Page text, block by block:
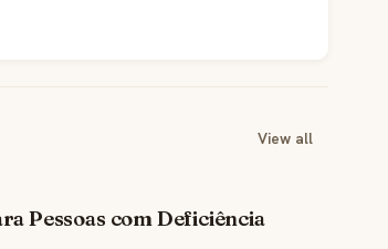
View all
Pessoas com Deficiência